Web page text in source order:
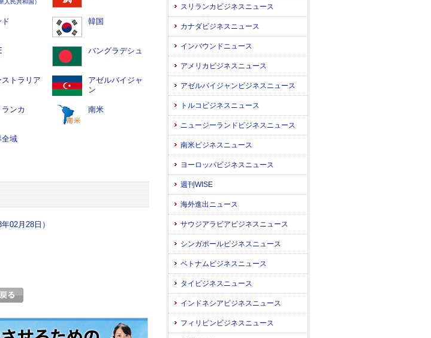
人民共和国）
ド 韓国
バングラデシュ
ストラリア
アゼルバイジャ
ン
ランカ 南米
全域
02月28日）
スリランカビジネスニュース
カナダビジネスニュース
インバウンドニュース
アメリカビジネスニュース
アゼルバイジャンビジネスニュース
トルコビジネスニュース
ニュージーランドビジネスニュース
南米ビジネスニュース
ヨーロッパビジネスニュース
週刊WISE
海外進出ニュース
サウジアラビアビジネスニュース
シンガポールビジネスニュース
ベトナムビジネスニュース
タイビジネスニュース
インドネシアビジネスニュース
フィリピンビジネスニュース